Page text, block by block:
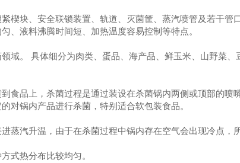
楔块、安全联锁装置、轨道、灭菌筐、蒸汽喷管及若干
、液料沸腾时间短、加热温度容易控制等特点。
域。 具体细分为肉类、蛋品、海产品、鲜玉米、山野菜
食品上，杀菌过程是通过装设在杀菌锅内两侧或顶部的
对锅内产品进行杀菌，特别适合软包装食品。
蒸汽升温，由于在杀菌过程中锅内存在空气会出现冷点，
式热分布比较均匀。